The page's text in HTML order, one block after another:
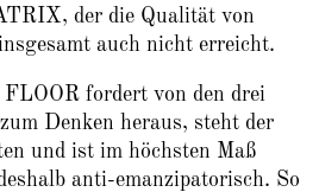
der die Qualität von
auch nicht erreicht.
fordert von den drei
Denken heraus, steht der
und ist im höchsten Maß
anti-emanzipatorisch. So